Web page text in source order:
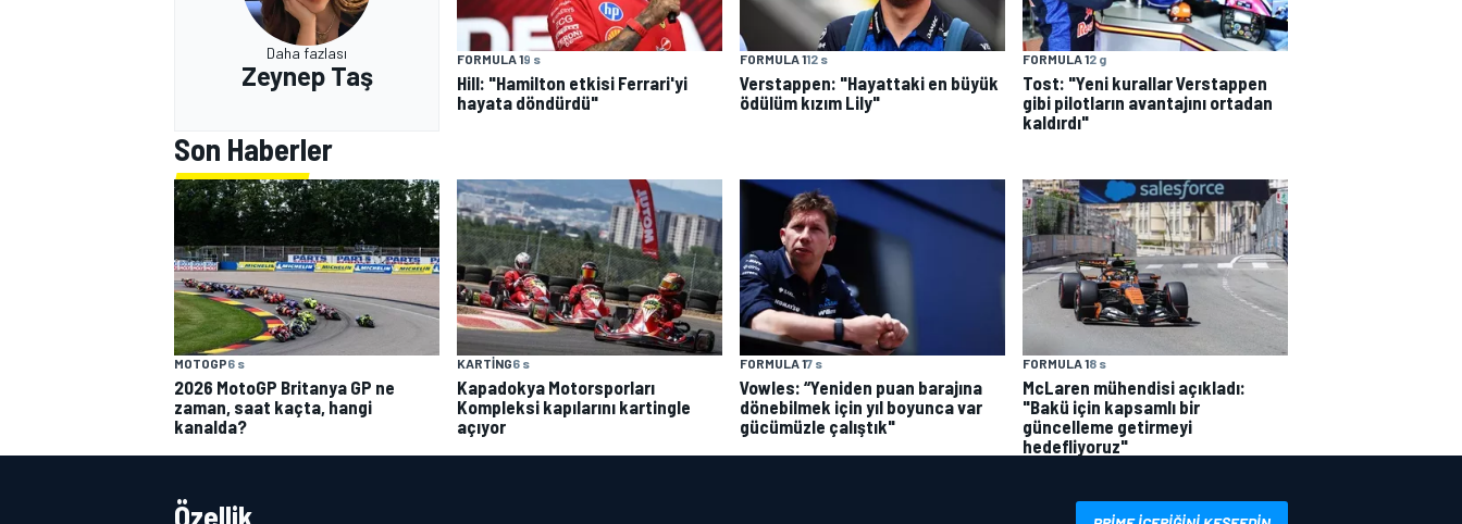
Daha fazlası
Zeynep Taş
FORMULA 19 s
Hill: "Hamilton etkisi Ferrari'yi
hayata döndürdü"
FORMULA 112 s
Verstappen: "Hayattaki en büyük
ödülüm kızım Lily"
FORMULA 12 g
Tost: "Yeni kurallar Verstappen
gibi pilotların avantajını ortadan
kaldırdı"
Son Haberler
MOTOGP6 s
2026 MotoGP Britanya GP ne
zaman, saat kaçta, hangi
kanalda?
KARTING6 s
Kapadokya Motorsporları
Kompleksi kapılarını kartingle
açıyor
FORMULA 17 s
Vowles: “Yeniden puan barajına
dönebilmek için yıl boyunca var
gücümüzle çalıştık"
FORMULA 18 s
McLaren mühendisi açıkladı:
"Bakü için kapsamlı bir
güncelleme getirmeyi
hedefliyoruz"